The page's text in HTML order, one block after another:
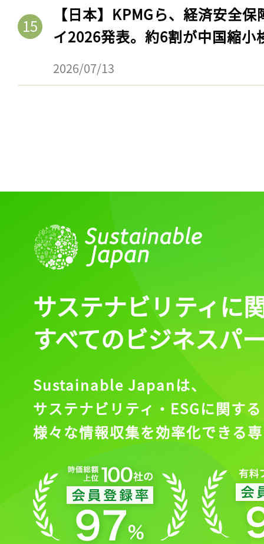
【日本】KPMGら、経済安全
イ2026発表。約6割が中国縮小
2026/07/13
サステナビリティに
すべてのビジネスパ
Sustainable Japanは、
サステナビリティ・ESGに関する
様々な情報収集を効率化できる